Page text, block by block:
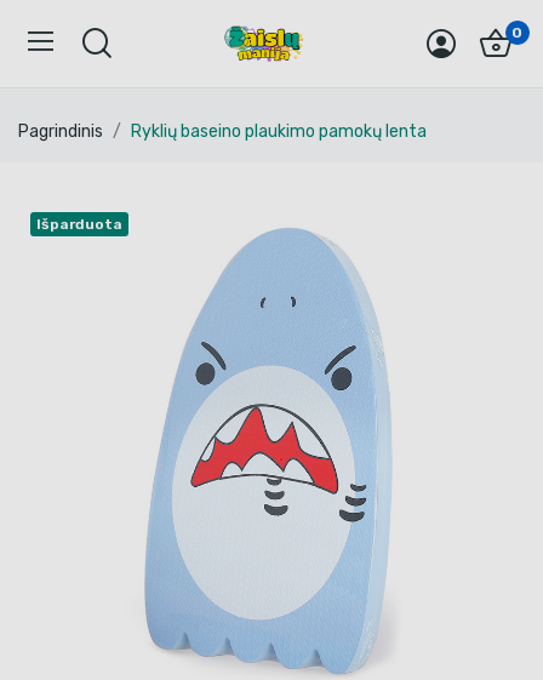
0
Pagrindinis Ryklių baseino plaukimo pamokų lenta
Išparduota